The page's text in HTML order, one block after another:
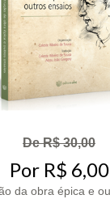
De R$ 30,00
Por R$ 6,00
da obra épica e